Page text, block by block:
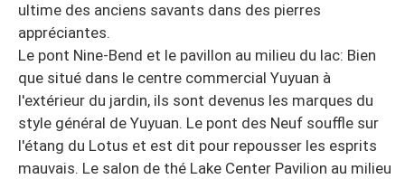
ultime des anciens savants dans des pierres
appréciantes.
Le pont Nine-Bend et le pavillon au milieu du lac: Bien
que situé dans le centre commercial Yuyuan à
l'extérieur du jardin, ils sont devenus les marques du
style général de Yuyuan. Le pont des Neuf souffle sur
l'étang du Lotus et est dit pour repousser les esprits
mauvais. Le salon de thé Lake Center Pavilion au milieu